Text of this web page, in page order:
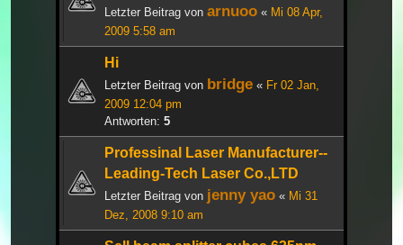
Letzter Beitrag von arnuoo « Mi 08 Apr,
2009 5:58 am
Hi
Letzter Beitrag von bridge « Fr 02 Jan,
2009 12:04 pm
Antworten: 5
Professinal Laser Manufacturer--
Leading-Tech Laser Co.,LTD
Letzter Beitrag von jenny yao « Mi 31
Dez, 2008 9:10 am